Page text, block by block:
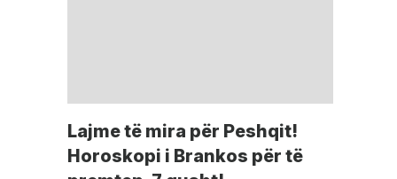
Lajme të mira për Peshqit!
Horoskopi i Brankos për të